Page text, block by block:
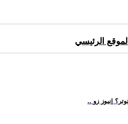
الرئيسي
|نيوز زو